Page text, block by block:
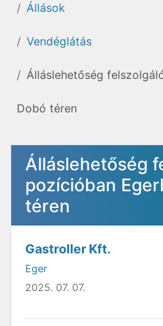
Állások
Vendéglátás
Álláslehetőség
Dobó téren
Álláslehetőség
pozícióban
téren
Gastroller Kft.
Eger
2025. 07. 07.